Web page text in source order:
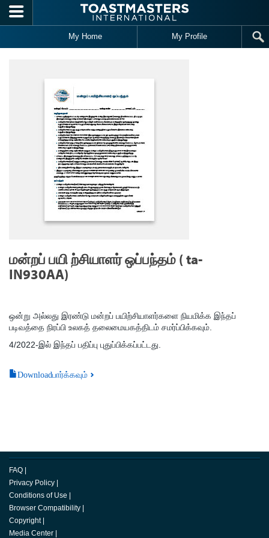
Skip to main content
My Home My Profile
மன்றப் பயி ற்சியாளர் ஒப்பந்தம் ( ta-
IN930AA)
ஒன்று அல்லது இரண்டு மன்றப் பயிற்சியாளர்களை நியமிக்க இந்தப்
படிவத்தை நிரப்பி உலகத் தலைமையகத்திடம் சமர்ப்பிக்கவும்.
4/2022-இல் இந்தப் பதிப்பு புதுப்பிக்கப்பட்டது.
Downloadபார்க்கவும்
FAQ
Privacy Policy
Conditions of Use
Browser Compatibility
Copyright
Media Center